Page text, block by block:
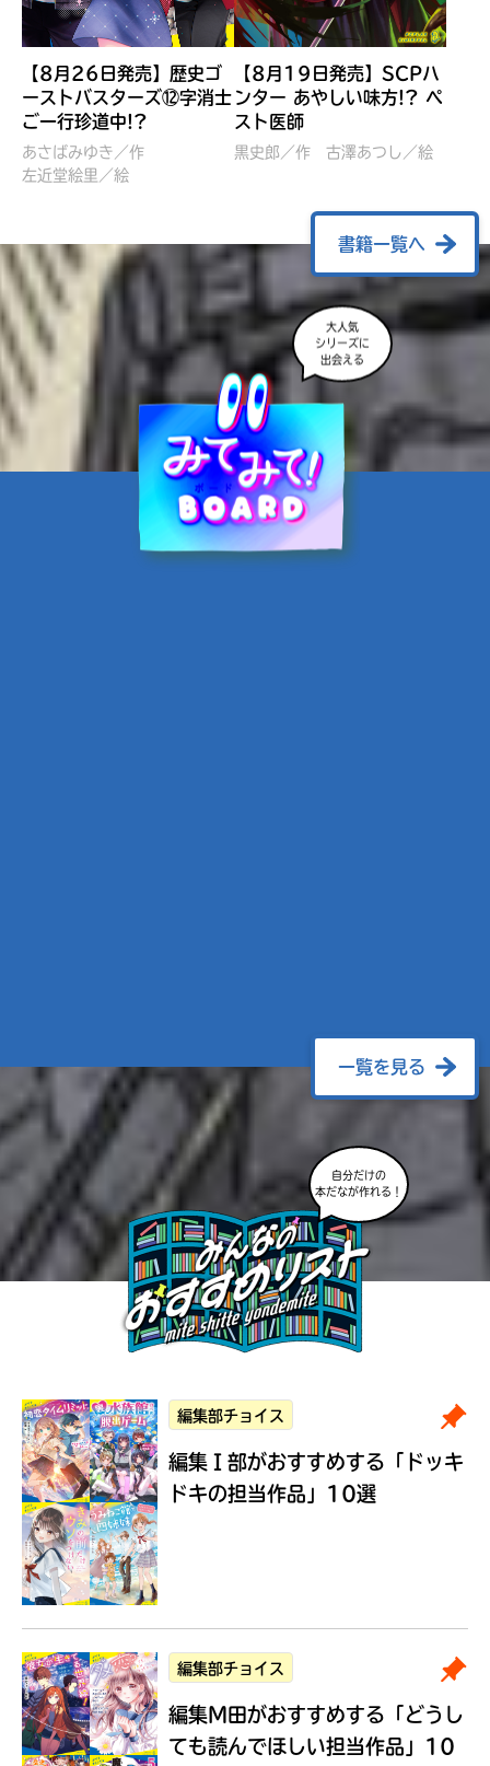
ぼくたちのマインクラフト
冒険記 エンチャント剣
VS暴走モブ
営委員会／協力
レッツゴー！まいぜんシス
ターズ とつぜん、王様に
佐久間さのすけ／絵
【8月26日発売】歴史ゴ
ーストバスターズ⑫字消士
ご一行珍道中!?
あさばみゆき／作
左近堂絵里／絵
【8月19日発売】SCPハ
ンター あやしい味方!? ペ
スト医師
黒史郎／作 古澤あつし／絵
書籍一覧へ
大人気
シリーズに
出会える
一覧を見る
自分だけの
本だなが作れる！
編集部チョイス
編集Ｉ部がおすすめする 「ドッキ
ドキの担当作品」10選
編集部チョイス
編集M田がおすすめする 「どうし
ても読んでほしい担当作品」10